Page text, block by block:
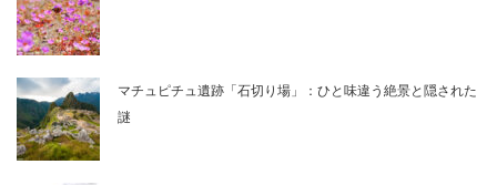
マチュピチュ遺跡「石切り場」：ひと味違う絶景と隠された
謎